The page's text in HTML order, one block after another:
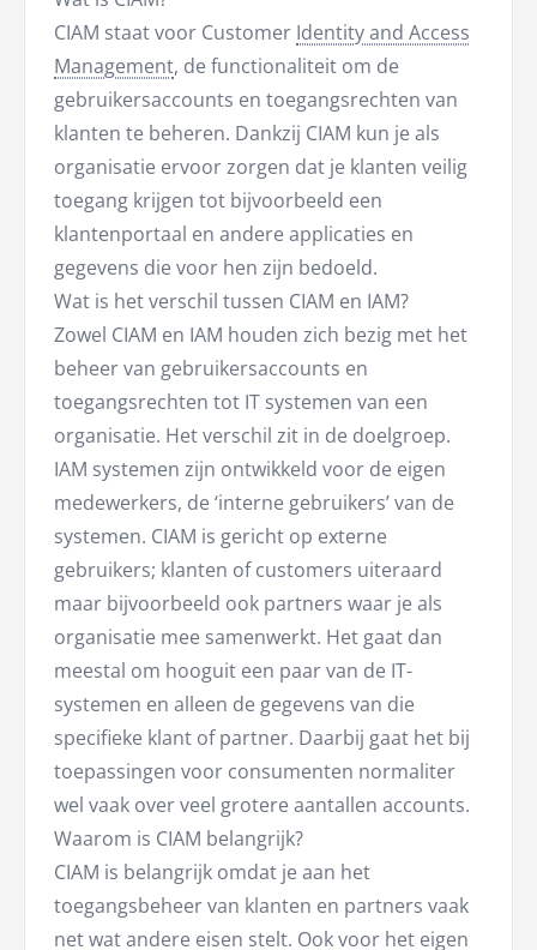
CIAM staat voor Customer Identity and Access
Management, de functionaliteit om de
gebruikersaccounts en toegangsrechten van
klanten te beheren. Dankzij CIAM kun je als
organisatie ervoor zorgen dat je klanten veilig
toegang krijgen tot bijvoorbeeld een
klantenportaal en andere applicaties en
gegevens die voor hen zijn bedoeld.
Wat is het verschil tussen CIAM en IAM?
Zowel CIAM en IAM houden zich bezig met het
beheer van gebruikersaccounts en
toegangsrechten tot IT systemen van een
organisatie. Het verschil zit in de doelgroep.
IAM systemen zijn ontwikkeld voor de eigen
medewerkers, de ‘interne gebruikers’ van de
systemen. CIAM is gericht op externe
gebruikers; klanten of customers uiteraard
maar bijvoorbeeld ook partners waar je als
organisatie mee samenwerkt. Het gaat dan
meestal om hooguit een paar van de IT-
systemen en alleen de gegevens van die
specifieke klant of partner. Daarbij gaat het bij
toepassingen voor consumenten normaliter
wel vaak over veel grotere aantallen accounts.
Waarom is CIAM belangrijk?
CIAM is belangrijk omdat je aan het
toegangsbeheer van klanten en partners vaak
net wat andere eisen stelt. Ook voor het eigen